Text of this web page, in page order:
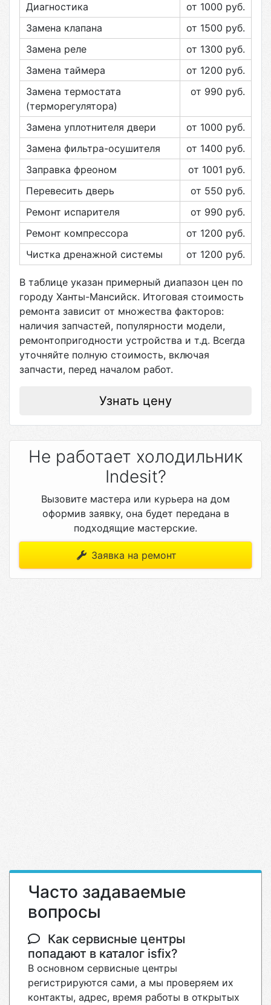
Диагностика
от 1000 руб.
Замена клапана
от 1500 руб.
Замена реле
от 1300 руб.
Замена таймера
от 1200 руб.
Замена термостата
(терморегулятора)
от 990 руб.
Замена уплотнителя двери от 1000 руб.
Замена фильтра-осушителя
от 1400 руб.
Заправка фреоном
от 1001 руб.
Перевесить дверь
от 550 руб.
Ремонт испарителя
от 990 руб.
Ремонт компрессора
от 1200 руб.
Чистка дренажной системы
от 1200 руб.
В таблице указан примерный диапазон цен по
городу Ханты-Мансийск. Итоговая стоимость
ремонта зависит от множества факторов:
наличия запчастей, популярности модели,
ремонтопригодности устройства и т.д. Всегда
уточняйте полную стоимость, включая
запчасти, перед началом работ.
Узнать цену
Не работает холодильник
Indesit?
Вызовите мастера или курьера на дом
оформив заявку, она будет передана в
подходящие мастерские.
Заявка на ремонт
Часто задаваемые
вопросы
Как сервисные центры
попадают в каталог isfix?
В основном сервисные центры
регистрируются сами, а мы проверяем их
контакты, адрес, время работы в открытых